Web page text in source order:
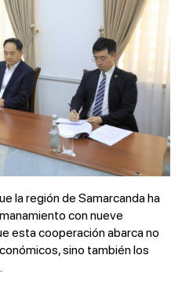
la región de Samarcanda ha
con nueve
esta cooperación abarca no
sino también los